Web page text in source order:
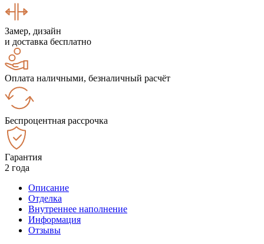
Замер, дизайн
и доставка бесплатно
Оплата наличными, безналичный расчёт
Беспроцентная рассрочка
Гарантия
2 года
Описание
Отделка
Внутреннее наполнение
Информация
Отзывы